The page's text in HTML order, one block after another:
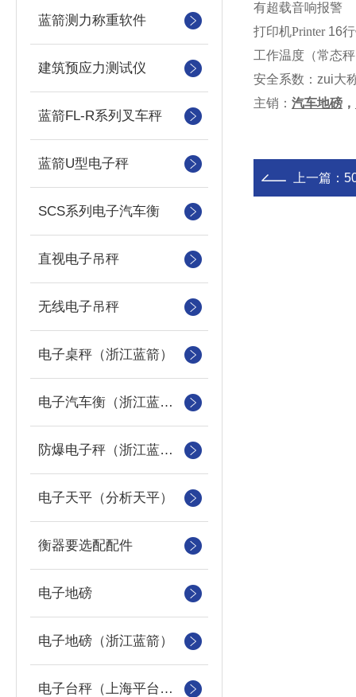
蓝箭测力称重软件
建筑预应力测试仪
蓝箭FL-R系列叉车秤
蓝箭U型电子秤
SCS系列电子汽车衡
直视电子吊秤
无线电子吊秤
电子桌秤（浙江蓝箭）
电子汽车衡（浙江蓝箭汽车衡）
防爆电子秤（浙江蓝箭防爆秤）
电子天平（分析天平）
衡器要选配配件
电子地磅
电子地磅（浙江蓝箭）
电子台秤（上海平台称）
有超载音响报警
打印机Printer 16
工作温度（常态
安全系数 ： zui大
主销： 汽车地磅 ，
上一篇：